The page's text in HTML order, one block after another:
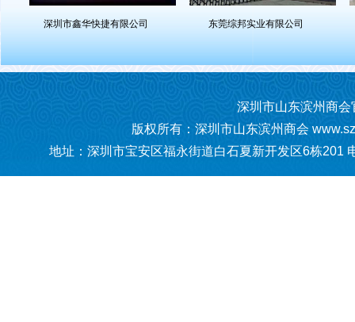
市同悦鑫科技有限公司 深圳市山东滨州商会
深圳市山东滨州商会
版权所有： 深圳市山东滨州商会
地址：深圳市宝安区福永街道白石夏新开发区6栋201